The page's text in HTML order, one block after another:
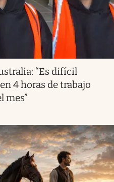
“Es difícil
4 horas de trabajo
mes”